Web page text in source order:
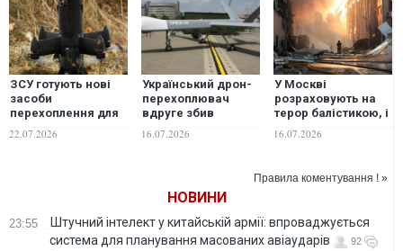
ЗСУ готують нові
засоби
перехоплення для
знищення
реактивних
22.07.2026
Український дрон-
перехоплювач
вдруге збив
потенційний носій
ракет "Бандероль"
16.07.2026
У Москві
розраховують на
терор балістикою, і
дуже важливо
прискорюватися з
перехоплювачів до
ППО, - Зеленський.
16.07.2026
Правила коментування ! »
НОВИНИ
23:55
Штучний інтелект у китайській армії: впроваджується
система для планування масованих авіаударів
92